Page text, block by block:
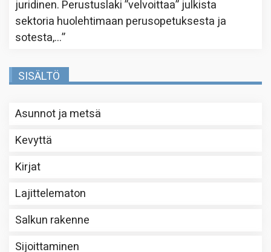
juridinen. Perustuslaki ”velvoittaa” julkista
sektoria huolehtimaan perusopetuksesta ja
sotesta,…”
SISÄLTÖ
Asunnot ja metsä
Kevyttä
Kirjat
Lajittelematon
Salkun rakenne
Sijoittaminen